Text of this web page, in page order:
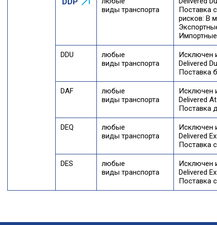
виды транспорта
Поставка
рисков: В
DDU
любые
виды транспорта
Исключен
Delivered
Поставка
DAF
любые
виды транспорта
Исключен
Delivered
Поставка
DEQ
любые
виды транспорта
Исключен
Delivered
Поставка
DES
любые
виды транспорта
Исключен
Delivered
Поставка